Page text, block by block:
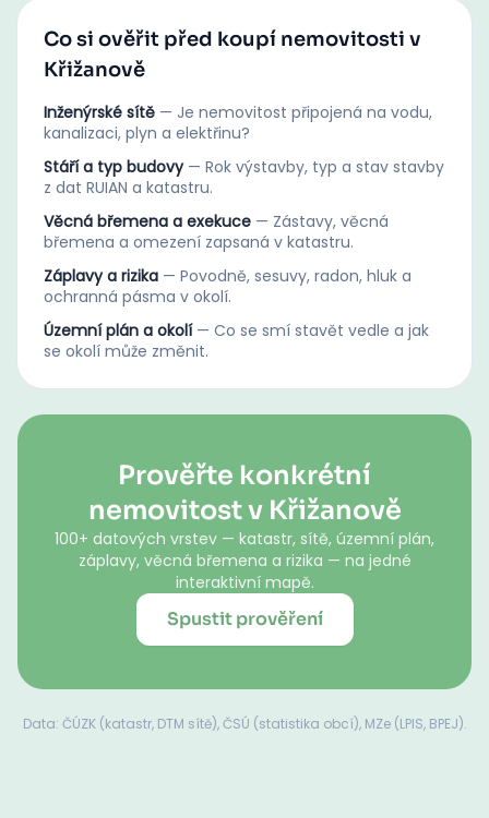
Co si ověřit před koupí nemovitosti v
Křižanově
Inženýrské sítě — Je nemovitost připojená na vodu,
kanalizaci, plyn a elektřinu?
Stáří a typ budovy — Rok výstavby, typ a stav stavby
z dat RUIAN a katastru.
Věcná břemena a exekuce — Zástavy, věcná
břemena a omezení zapsaná v katastru.
Záplavy a rizika — Povodně, sesuvy, radon, hluk a
ochranná pásma v okolí.
Územní plán a okolí — Co se smí stavět vedle a jak
se okolí může změnit.
Prověřte konkrétní
nemovitost v Křižanově
100+ datových vrstev — katastr, sítě, územní plán,
záplavy, věcná břemena a rizika — na jedné
interaktivní mapě.
Spustit prověření
Data: ČÚZK (katastr, DTM sítě), ČSÚ (statistika obcí), MZe (LPIS, BPEJ).